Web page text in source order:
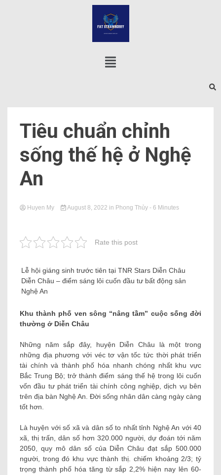
Tiêu chuẩn chỉnh
sống thế hệ ở Nghệ
An
Huyen My August 8, 2022 in Phong Thủy - 6 Minutes
Rate this post
Lễ hội giáng sinh trước tiên tại TNR Stars Diễn Châu
Diễn Châu – điểm sáng lôi cuốn đầu tư bất động sản
Nghệ An
Khu thành phố ven sông “nâng tầm” cuộc sống đời
thường ở Diễn Châu
Những năm sắp đây, huyện Diễn Châu là một trong
những địa phương với véc tơ vận tốc tức thời phát triển
tài chính và thành phố hóa nhanh chóng nhất khu vực
Bắc Trung Bộ; trở thành điểm sáng thế hệ trong lôi cuốn
vốn đầu tư phát triển tài chính công nghiệp, dịch vụ bên
trên địa bàn Nghệ An. Đời sống nhân dân càng ngày càng
tốt hơn.
Là huyện với số xã và dân số to nhất tỉnh Nghệ An với 40
xã, thị trấn, dân số hơn 320.000 người, dự đoán tới năm
2050, quy mô dân số của Diễn Châu đạt sắp 500.000
người, trong đó khu vực thành thị. chiếm khoảng 2/3; tỷ
trọng thành phố hóa tăng từ sắp 2,2% hiện nay lên 60-